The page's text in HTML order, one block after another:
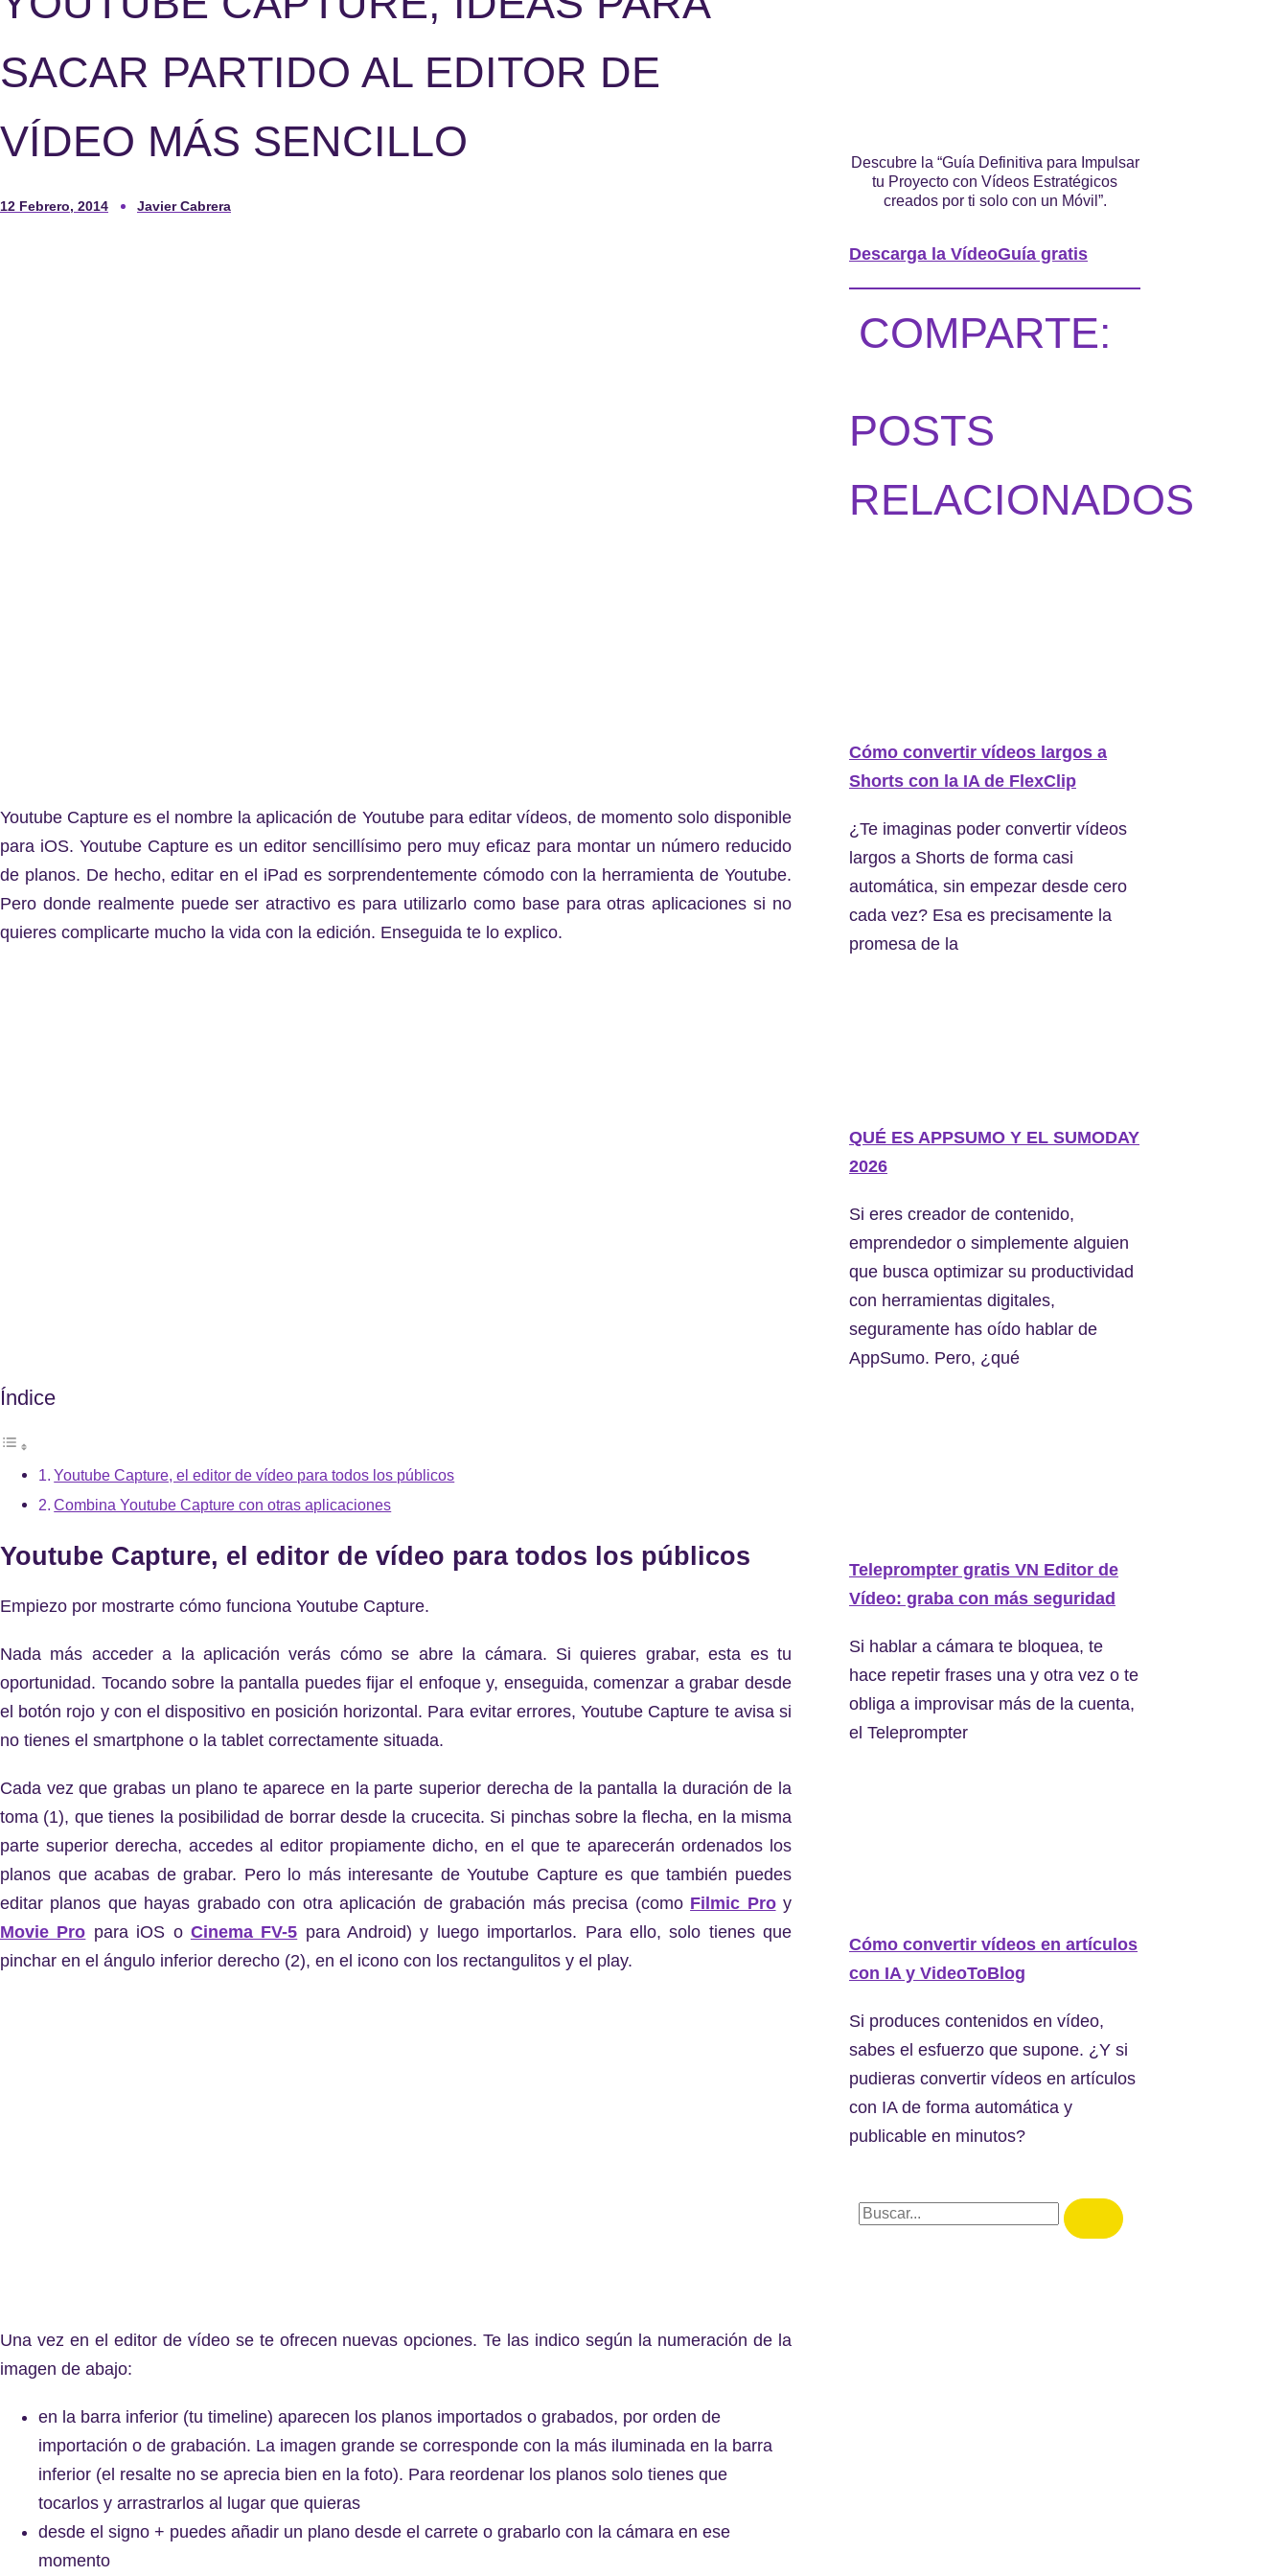
SACAR PARTIDO AL EDITOR DE
VÍDEO MÁS SENCILLO
12 Febrero, 2014 Javier Cabrera
Youtube Capture es el nombre la aplicación de Youtube para editar vídeos, de momento solo disponible
para iOS. Youtube Capture es un editor sencillísimo pero muy eficaz para montar un número reducido
de planos. De hecho, editar en el iPad es sorprendentemente cómodo con la herramienta de Youtube.
Pero donde realmente puede ser atractivo es para utilizarlo como base para otras aplicaciones si no
quieres complicarte mucho la vida con la edición. Enseguida te lo explico.
Índice
Youtube Capture, el editor de vídeo para todos los públicos
Combina Youtube Capture con otras aplicaciones
Youtube Capture, el editor de vídeo para todos los públicos
Empiezo por mostrarte cómo funciona Youtube Capture.
Nada más acceder a la aplicación verás cómo se abre la cámara. Si quieres grabar, esta es tu
oportunidad. Tocando sobre la pantalla puedes fijar el enfoque y, enseguida, comenzar a grabar desde
el botón rojo y con el dispositivo en posición horizontal. Para evitar errores, Youtube Capture te avisa si
no tienes el smartphone o la tablet correctamente situada.
Cada vez que grabas un plano te aparece en la parte superior derecha de la pantalla la duración de la
toma (1), que tienes la posibilidad de borrar desde la crucecita. Si pinchas sobre la flecha, en la misma
parte superior derecha, accedes al editor propiamente dicho, en el que te aparecerán ordenados los
planos que acabas de grabar. Pero lo más interesante de Youtube Capture es que también puedes
editar planos que hayas grabado con otra aplicación de grabación más precisa (como Filmic Proy
Movie Pro para iOS o Cinema FV-5 para Android) y luego importarlos. Para ello, solo tienes que
pinchar en el ángulo inferior derecho (2), en el icono con los rectangulitos y el play.
Una vez en el editor de vídeo se te ofrecen nuevas opciones. Te las indico según la numeración de la
imagen de abajo:
en la barra inferior (tu timeline) aparecen los planos importados o grabados, por orden de
importación o de grabación. La imagen grande se corresponde con la más iluminada en la barra
inferior (el resalte no se aprecia bien en la foto). Para reordenar los planos solo tienes que
tocarlos y arrastrarlos al lugar que quieras
desde el signo + puedes añadir un plano desde el carrete o grabarlo con la cámara en ese
momento
Descubre la “Guía Definitiva para Impulsar
tu Proyecto con Vídeos Estratégicos
creados por ti solo con un Móvil”.
Descarga la VídeoGuía gratis
COMPARTE:
POSTS
RELACIONADOS
Cómo convertir vídeos largos a
Shorts con la IA de FlexClip
¿Te imaginas poder convertir vídeos
largos a Shorts de forma casi
automática, sin empezar desde cero
cada vez? Esa es precisamente la
promesa de la
QUÉ ES APPSUMO Y EL SUMODAY
2026
Si eres creador de contenido,
emprendedor o simplemente alguien
que busca optimizar su productividad
con herramientas digitales,
seguramente has oído hablar de
AppSumo. Pero, ¿qué
Teleprompter gratis VN Editor de
Vídeo: graba con más seguridad
Si hablar a cámara te bloquea, te
hace repetir frases una y otra vez o te
obliga a improvisar más de la cuenta,
el Teleprompter
Cómo convertir vídeos en artículos
con IA y VideoToBlog
Si produces contenidos en vídeo,
sabes el esfuerzo que supone. ¿Y si
pudieras convertir vídeos en artículos
con IA de forma automática y
publicable en minutos?